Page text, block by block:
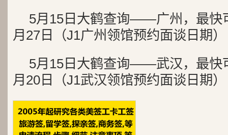
5月15日大鹤查询——广州，最快
月27日（J1广州领馆预约面谈日期）
5月15日大鹤查询——武汉，最快
月20日（J1武汉领馆预约面谈日期）